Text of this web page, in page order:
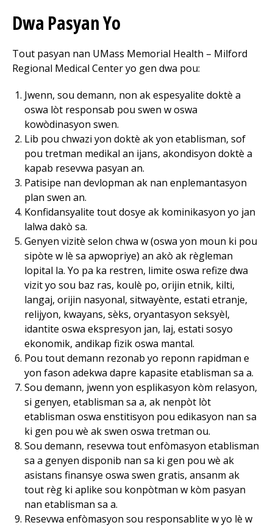
Dwa Pasyan Yo
Tout pasyan nan UMass Memorial Health – Milford
Regional Medical Centeryo gen dwa pou:
Jwenn, sou demann, non ak espesyalite doktè a
oswa lòt responsab pou swen w oswa
kowòdinasyon swen.
Lib pou chwazi yon doktè ak yon etablisman, sof
pou tretman medikal an ijans, akondisyon doktè a
kapab resevwa pasyan an.
Patisipe nan devlopman ak nan enplemantasyon
plan swen an.
Konfidansyalite tout dosye ak kominikasyon yo jan
lalwa dakò sa.
Genyen vizitè selon chwa w (oswa yon moun ki pou
sipòte w lè sa apwopriye) an akò ak règleman
lopital la. Yo pa ka restren, limite oswa refize dwa
vizit yo sou baz ras, koulè po, orijin etnik, kilti,
langaj, orijin nasyonal, sitwayènte, estati etranje,
relijyon, kwayans, sèks, oryantasyon seksyèl,
idantite oswa ekspresyon jan, laj, estati sosyo
ekonomik, andikap fizik oswa mantal.
Pou tout demann rezonab yo reponn rapidman e
yon fason adekwa dapre kapasite etablisman sa a.
Sou demann, jwenn yon esplikasyon kòm relasyon,
si genyen, etablisman sa a, ak nenpòt lòt
etablisman oswa enstitisyon pou edikasyon nan sa
ki gen pou wè ak swen oswa tretman ou.
Sou demann, resevwa tout enfòmasyon etablisman
sa a genyen disponib nan sa ki gen pou wè ak
asistans finansye oswa swen gratis, ansanm ak
tout règ ki aplike sou konpòtman w kòm pasyan
nan etablisman sa a.
Resevwa enfòmasyon sou responsablite w yo lè w